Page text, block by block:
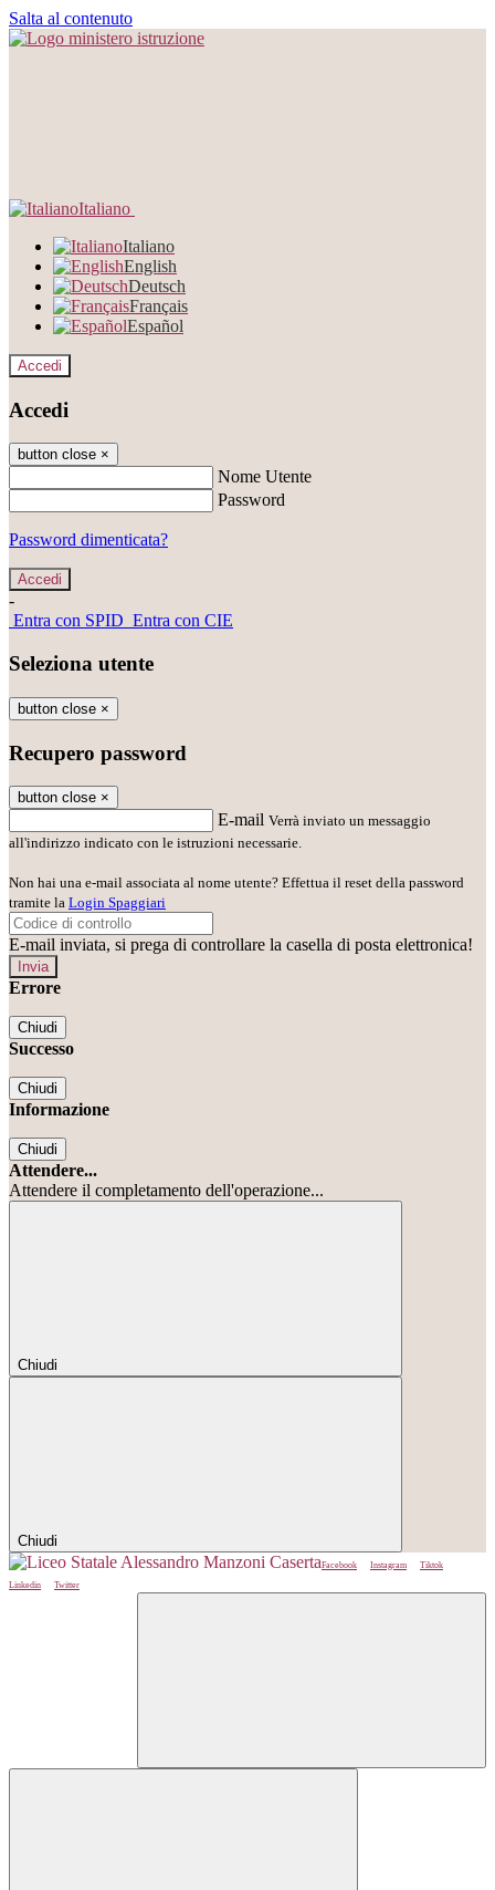
Salta al contenuto
Italiano
Italiano
English
Deutsch
Français
Español
Accedi
Accedi
button close ×
Nome Utente
Password
Password dimenticata?
-
Entra con SPID Entra con CIE
Seleziona utente
button close ×
Recupero password
button close ×
E-mail Verrà inviato un messaggio
all'indirizzo indicato con le istruzioni necessarie.
Non hai una e-mail associata al nome utente? Effettua il reset della password
tramite la Login Spaggiari
E-mail inviata, si prega di controllare la casella di posta elettronica!
Errore
Chiudi
Successo
Chiudi
Informazione
Chiudi
Attendere...
Attendere il completamento dell'operazione...
Chiudi
Chiudi
Facebook Instagram
Tiktok
Linkedin
Twitter